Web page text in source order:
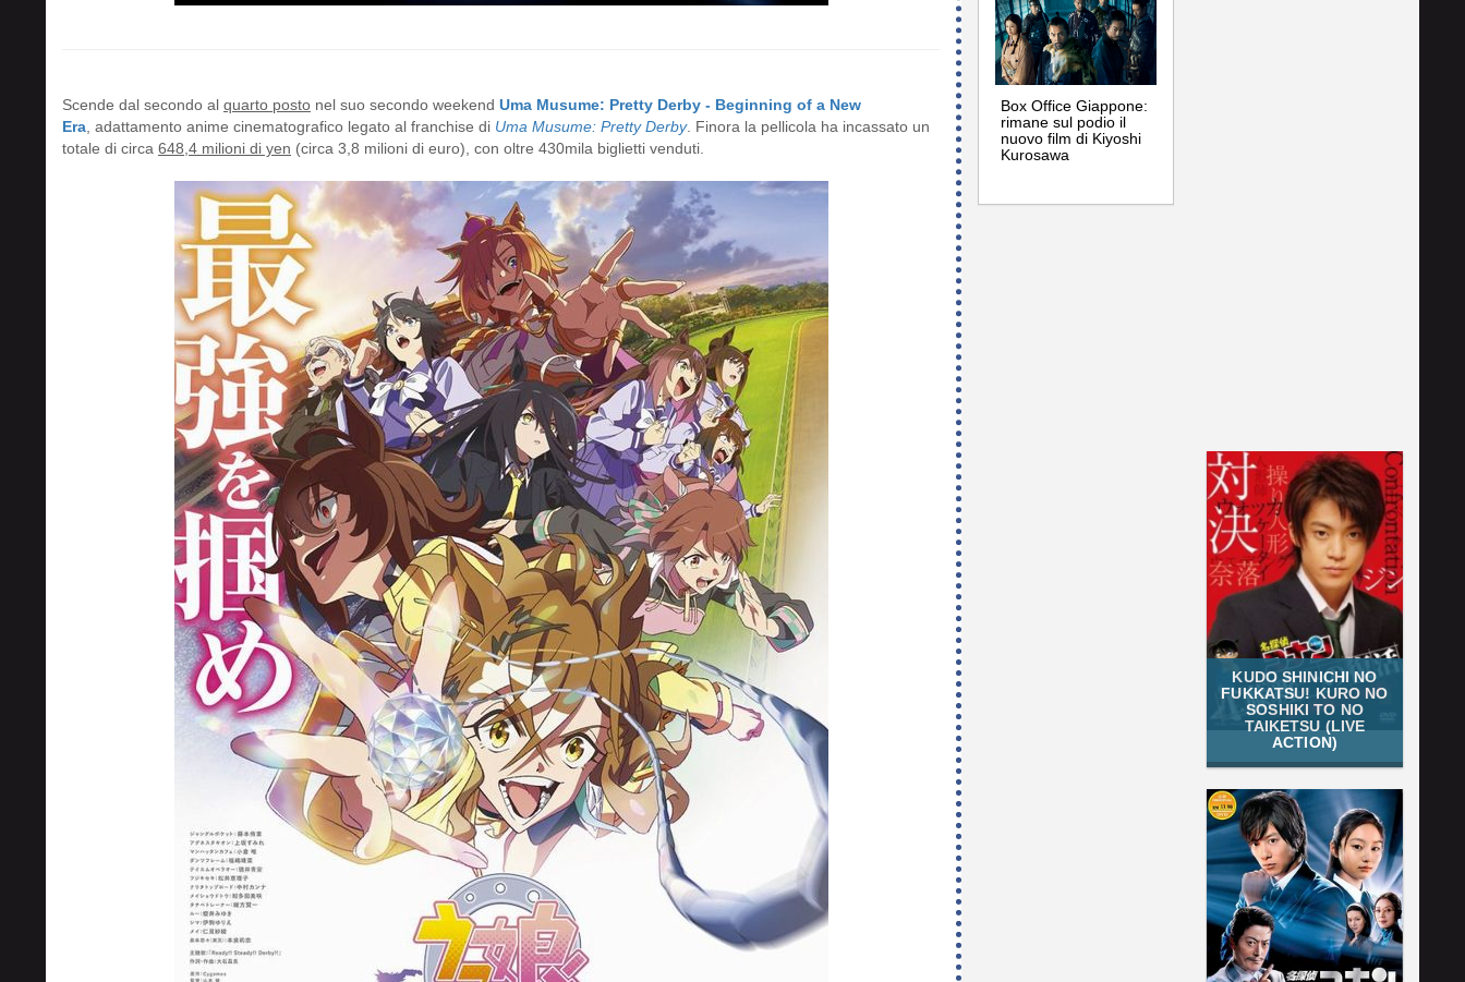
Scende dal secondo al quarto posto nel suo secondo weekend Uma Musume: Pretty Derby - Beginning of a New
Era , adattamento anime cinematografico legato al franchise di Uma Musume: Pretty Derby. Finora la pellicola ha incassato un
totale di circa 648,4 milioni di yen (circa 3,8 milioni di euro), con oltre 430mila biglietti venduti.
Box Office Giappone:
rimane sul podio il
nuovo film di Kiyoshi
Kurosawa
KUDO SHINICHI NO
FUKKATSU! KURO NO
SOSHIKI TO NO
TAIKETSU (LIVE
ACTION)